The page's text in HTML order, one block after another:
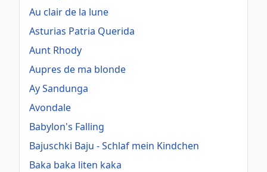
Au clair de la lune
Asturias Patria Querida
Aunt Rhody
Aupres de ma blonde
Ay Sandunga
Avondale
Babylon's Falling
Bajuschki Baju - Schlaf mein Kindchen
Baka baka liten kaka